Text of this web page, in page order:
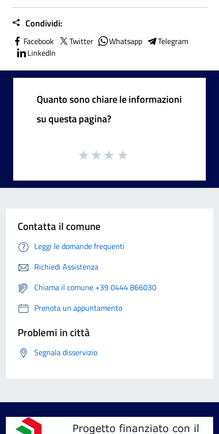
Condividi:
Facebook Twitter Whatsapp
Telegram
LinkedIn
Quanto sono chiare le informazioni
su questa pagina?
Contatta il comune
Leggi le domande frequenti
Richiedi Assistenza
Chiama il comune +39 0444 866030
Prenota un appuntamento
Problemi in città
Segnala disservizio